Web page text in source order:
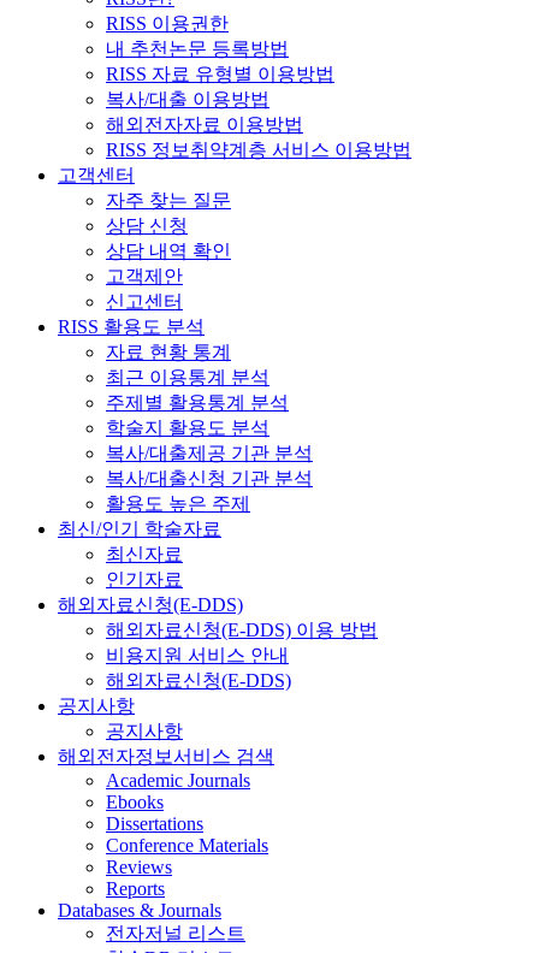
RISS 이용권한
내 추천논문 등록방법
RISS 자료 유형별 이용방법
복사/대출 이용방법
해외전자자료 이용방법
RISS 정보취약계층 서비스 이용방법
고객센터
자주 찾는 질문
상담 신청
상담 내역 확인
고객제안
신고센터
RISS 활용도 분석
자료 현황 통계
최근 이용통계 분석
주제별 활용통계 분석
학술지 활용도 분석
복사/대출제공 기관 분석
복사/대출신청 기관 분석
활용도 높은 주제
최신/인기 학술자료
최신자료
인기자료
해외자료신청(E-DDS)
해외자료신청(E-DDS) 이용 방법
비용지원 서비스 안내
해외자료신청(E-DDS)
공지사항
공지사항
해외전자정보서비스 검색
Academic Journals
Ebooks
Dissertations
Conference Materials
Reviews
Reports
Databases & Journals
전자저널 리스트